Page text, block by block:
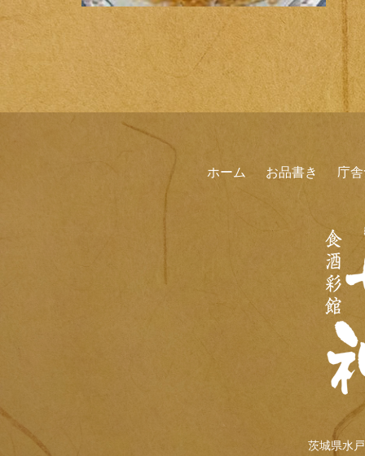
ホーム お品書き 庁
茨城県水